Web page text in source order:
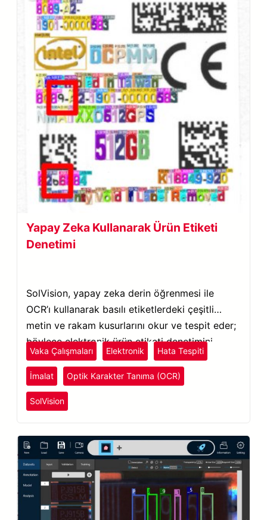
Yapay Zeka Kullanarak Ürün Etiketi
Denetimi
SolVision, yapay zeka derin öğrenmesi ile
OCR’ı kullanarak basılı etiketlerdeki çeşitli
metin ve rakam kusurlarını okur ve tespit eder;
böylece elektronik ürün etiketi denetimini
geliştirir.
Vaka Çalışmaları Elektronik Hata Tespiti
İmalat Optik Karakter Tanıma (OCR)
SolVision